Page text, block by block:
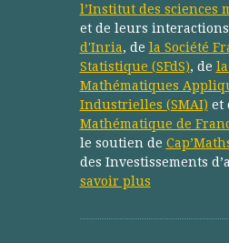
l’Institut des sciences
et de leurs
d'Inria, de la Société
Statistique (SFdS), de
Mathématiques
Industrielles (SMAI) et
Mathématique de
le soutien de
des Investissements
savoir plus